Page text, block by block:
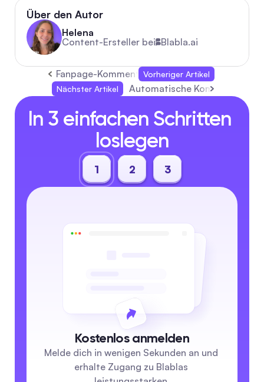
Über den Autor
Helena
Content-Ersteller bei Blabla.ai
Fanpage-Kommentar-Auto-Antwort:
Vorheriger Artikel
Nächster Artikel
Automatische Kommentare
In 3 einfachen Schritten
loslegen
1 2 3
Kostenlos anmelden
Melde dich in wenigen Sekunden an und
erhalte Zugang zu Blablas